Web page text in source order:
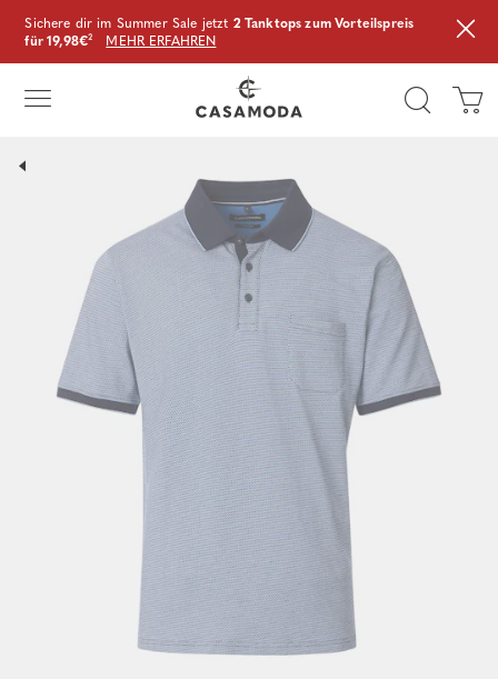
Sichere dir im Summer Sale jetzt 2 Tanktops zum Vorteilspreis
für 19,98€² MEHR ERFAHREN